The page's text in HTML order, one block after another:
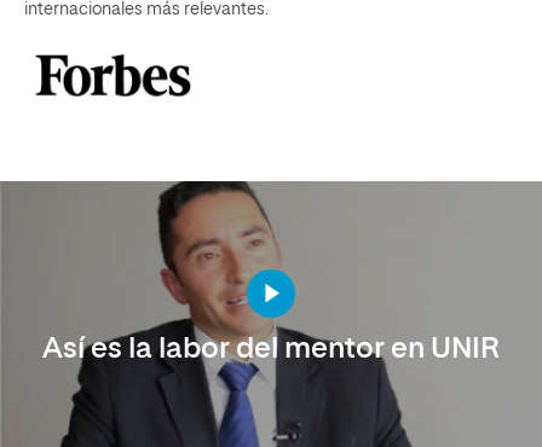
internacionales más relevantes.
Así es la labor del mentor en UNIR